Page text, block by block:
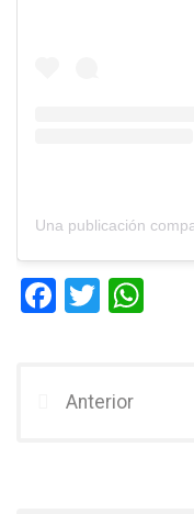
F
b
T
er
Anterior